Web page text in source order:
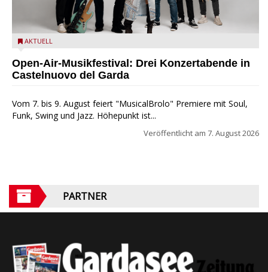
Castelnuovo del Garda: Die "Dirotta su Cuba" zu Gast beim
AKTUELL
Open-Air-Musikfestival: Drei Konzertabende in
Castelnuovo del Garda
Vom 7. bis 9. August feiert "MusicalBrolo" Premiere mit Soul,
Funk, Swing und Jazz. Höhepunkt ist...
Veröffentlicht am 7. August 2026
PARTNER